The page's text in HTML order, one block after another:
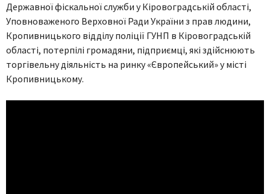
Державної фіскальної служби у Кіровоградській області,
Уповноваженого Верховної Ради України з прав людини,
Кропивницького відділу поліції ГУНП в Кіровоградській
області, потерпілі громадяни, підприємці, які здійснюють
торгівельну діяльність на ринку «Європейський» у місті
Кропивницькому.